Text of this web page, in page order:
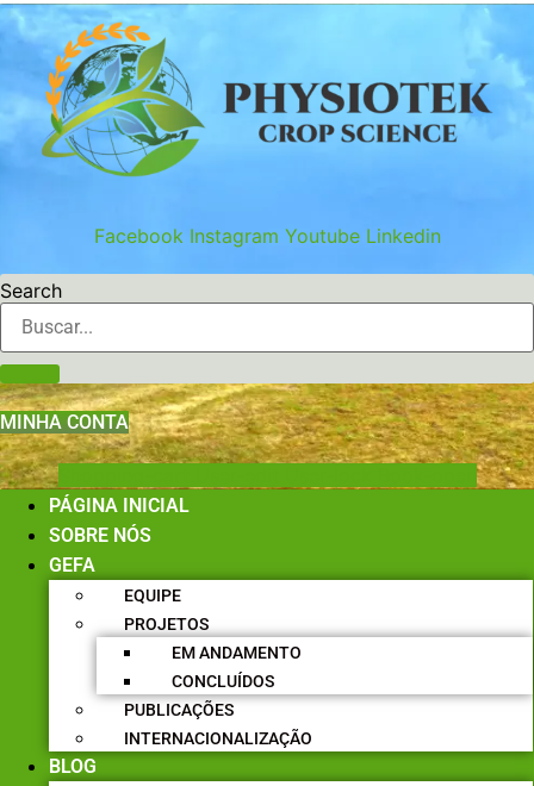
Ir
para
conteúdo
Facebook Instagram Youtube Linkedin
Search
MINHA CONTA
Shopping-cart
PÁGINA INICIAL
SOBRE NÓS
GEFA
EQUIPE
PROJETOS
EM ANDAMENTO
CONCLUÍDOS
PUBLICAÇÕES
INTERNACIONALIZAÇÃO
BLOG